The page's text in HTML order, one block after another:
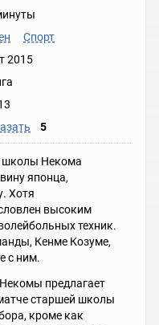
Спорт
2015
5
школы Некома
японца,
Хотя
высоким
техник.
Кенме Козуме,
с ним.
предлагает
старшей школы
кроме как